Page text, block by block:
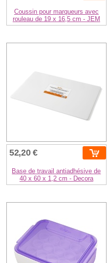
Coussin pour marqueurs avec
rouleau de 19 x 16,5 cm - JEM
52,20 €
Base de travail antiadhésive de
40 x 60 x 1,2 cm - Decora